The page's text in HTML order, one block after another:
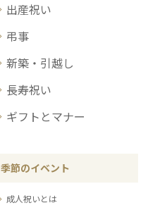
出産祝い
弔事
新築・引越し
長寿祝い
ギフトとマナー
季節のイベント
成人祝いとは